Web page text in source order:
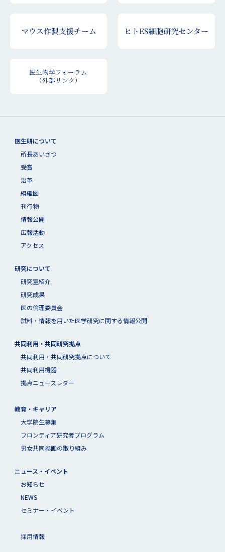
医生物学フォーラム
（外部リンク）
医生研について
所長あいさつ
受賞
沿革
組織図
刊行物
情報公開
広報活動
アクセス
研究について
研究室紹介
研究成果
医の倫理委員会
試料・情報を用いた医学研究に関する情報公開
共同利用・共同研究拠点
共同利⽤・共同研究拠点について
共同利用機器
拠点ニュースレター
教育・キャリア
大学院生募集
フロンティア研究者プログラム
男女共同参画の取り組み
ニュース・イベント
お知らせ
NEWS
セミナー・イベント
採用情報